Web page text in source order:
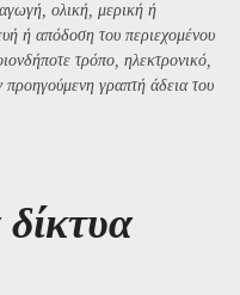
ολική, μερική ή
ή απόδοση του περιεχομένου
τρόπο, ηλεκτρονικό,
γραπτή άδεια του